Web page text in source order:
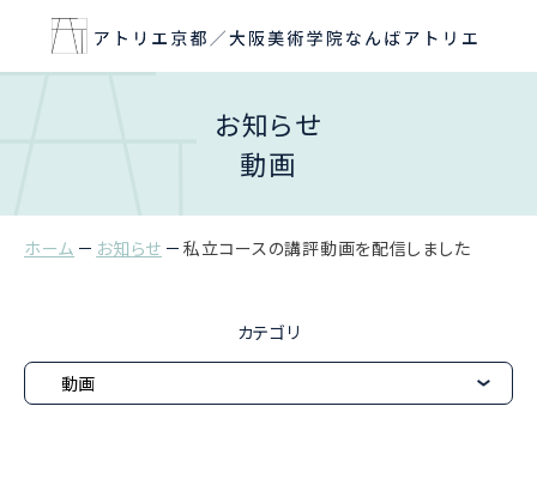
お知らせ
動画
ホーム お知らせ 私立コースの講評動画を配信しました
カテゴリ